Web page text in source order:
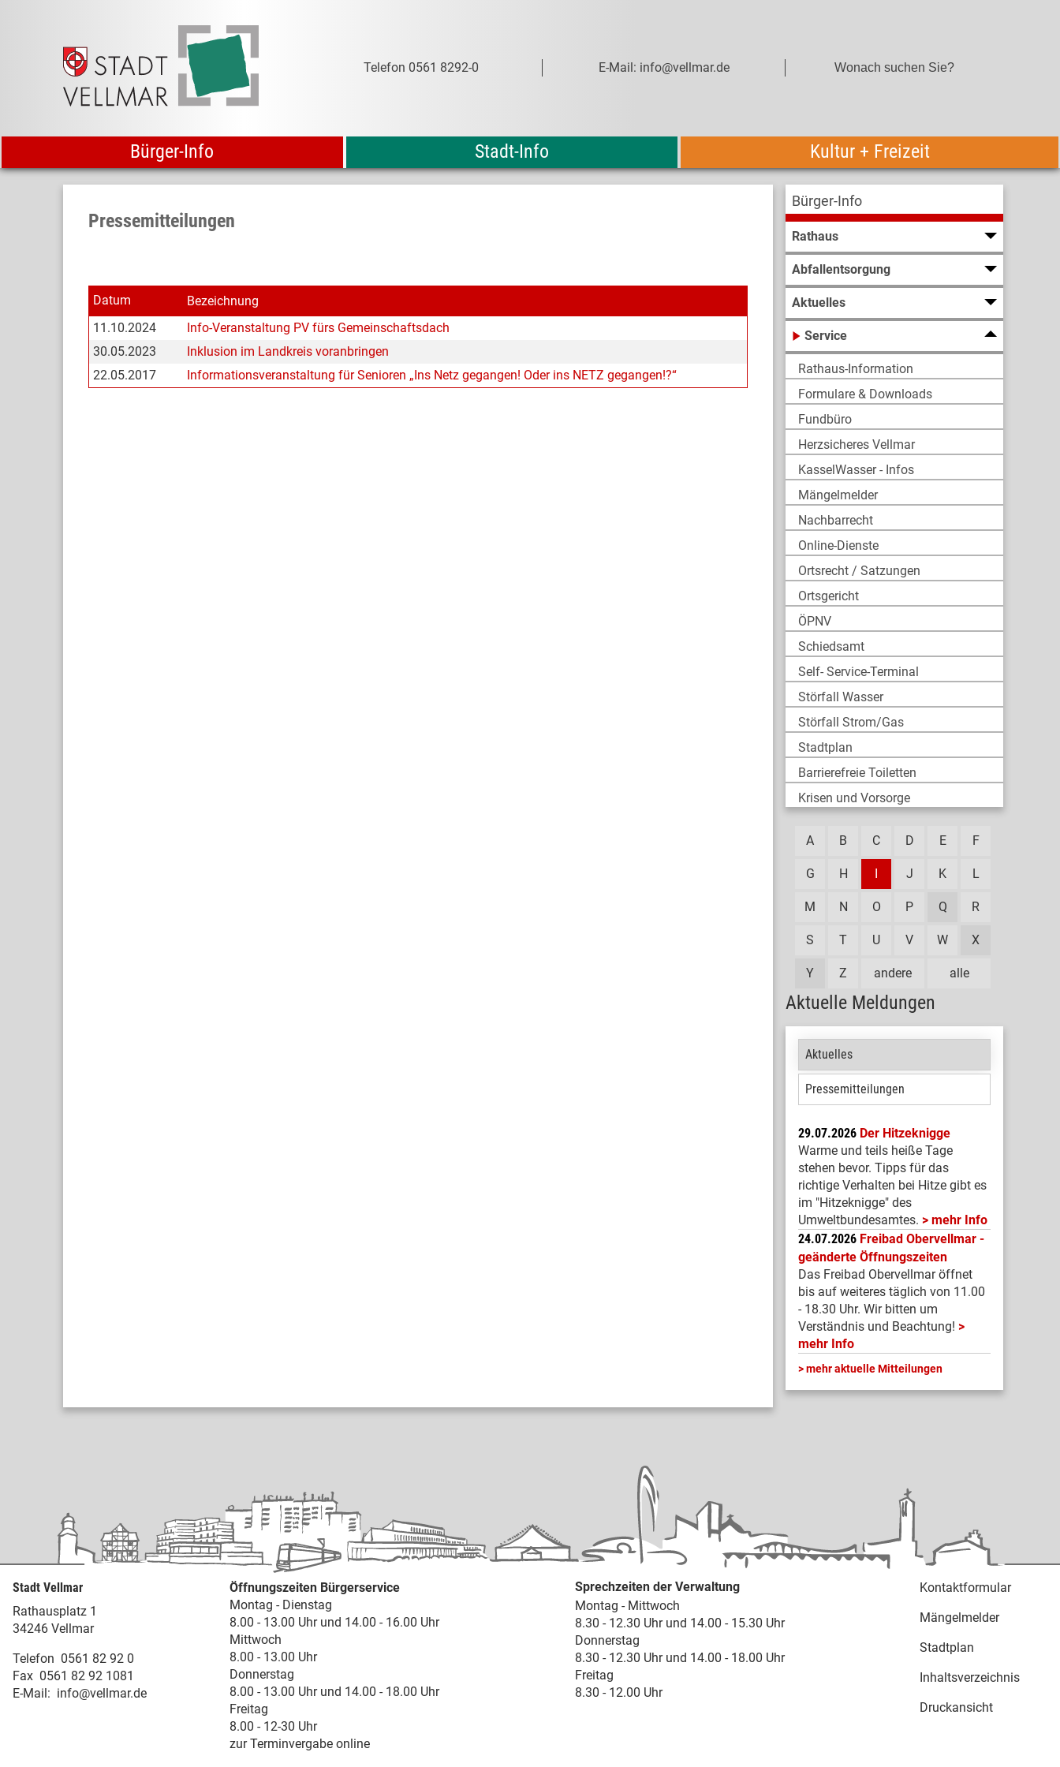
Telefon 0561 8292-0 E-Mail: info@vellmar.de
Bürger-Info Stadt-Info Kultur + Freizeit
Bürger-Info
Rathaus
Abfallentsorgung
Aktuelles
Service
Rathaus-Information
Formulare & Downloads
Fundbüro
Herzsicheres Vellmar
KasselWasser - Infos
Mängelmelder
Nachbarrecht
Online-Dienste
Ortsrecht / Satzungen
Ortsgericht
ÖPNV
Schiedsamt
Self- Service-Terminal
Störfall Wasser
Störfall Strom/Gas
Stadtplan
Barrierefreie Toiletten
Krisen und Vorsorge
alle
A B C D E F
G H J K L
M N O P Q R
S T U V W X
Y Z andere
Aktuelle Meldungen
Aktuelles
Pressemitteilungen
29.07.2026 Der Hitzeknigge
Warme und teils heiße Tage
stehen bevor. Tipps für das
richtige Verhalten bei Hitze gibt es
im "Hitzeknigge" des
Umweltbundesamtes.
mehr Info
24.07.2026 Freibad Obervellmar -
geänderte Öffnungszeiten
Das Freibad Obervellmar öffnet
bis auf weiteres täglich von 11.00
- 18.30 Uhr. Wir bitten um
Verständnis und Beachtung!
mehr Info
mehr aktuelle Mitteilungen
Pressemitteilungen
Datum
Bezeichnung
11.10.2024
Info-Veranstaltung PV fürs Gemeinschaftsdach
30.05.2023
Inklusion im Landkreis voranbringen
22.05.2017
Informationsveranstaltung für Senioren „Ins Netz gegangen! Oder ins NETZ gegangen!?“
Stadt Vellmar
Rathausplatz 1
34246 Vellmar
Telefon 0561 82 92 0
Fax 0561 82 92 1081
E-Mail: info@vellmar.de
Öffnungszeiten Bürgerservice
Montag - Dienstag
8.00 - 13.00 Uhr und 14.00 - 16.00 Uhr
Mittwoch
8.00 - 13.00 Uhr
Donnerstag
8.00 - 13.00 Uhr und 14.00 - 18.00 Uhr
Freitag
8.00 - 12-30 Uhr
zur Terminvergabe online
Sprechzeiten der Verwaltung
Montag - Mittwoch
8.30 - 12.30 Uhr und 14.00 - 15.30 Uhr
Donnerstag
8.30 - 12.30 Uhr und 14.00 - 18.00 Uhr
Freitag
8.30 - 12.00 Uhr
Kontaktformular
Mängelmelder
Stadtplan
Inhaltsverzeichnis
Druckansicht